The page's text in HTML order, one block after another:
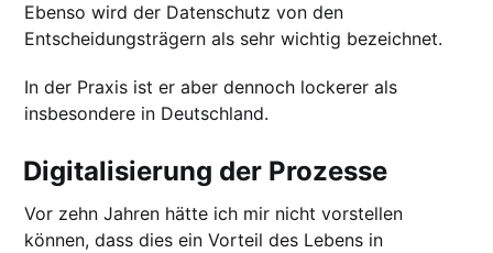
Ebenso wird der Datenschutz von den
Entscheidungsträgern als sehr wichtig bezeichnet.
In der Praxis ist er aber dennoch lockerer als
insbesondere in Deutschland.
Digitalisierung der Prozesse
Vor zehn Jahren hätte ich mir nicht vorstellen
können, dass dies ein Vorteil des Lebens in